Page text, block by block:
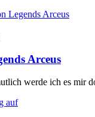
Legends Arceus
Arceus
werde ich es mir
auf